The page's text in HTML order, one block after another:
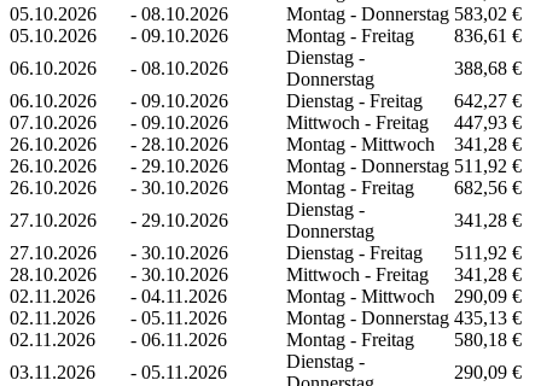
05.10.2026
- 08.10.2026 Montag - Donnerstag 583,02 €
05.10.2026
- 09.10.2026 Montag - Freitag
836,61 €
06.10.2026
- 08.10.2026
Dienstag -
Donnerstag
388,68 €
06.10.2026
- 09.10.2026 Dienstag - Freitag
642,27 €
07.10.2026
- 09.10.2026 Mittwoch - Freitag
447,93 €
26.10.2026
- 28.10.2026 Montag - Mittwoch
341,28 €
26.10.2026
- 29.10.2026 Montag - Donnerstag 511,92 €
26.10.2026
- 30.10.2026 Montag - Freitag
682,56 €
27.10.2026
- 29.10.2026
Dienstag -
Donnerstag
341,28 €
27.10.2026
- 30.10.2026 Dienstag - Freitag
511,92 €
28.10.2026
- 30.10.2026 Mittwoch - Freitag
341,28 €
02.11.2026
- 04.11.2026 Montag - Mittwoch
290,09 €
02.11.2026
- 05.11.2026 Montag - Donnerstag 435,13 €
02.11.2026
- 06.11.2026 Montag - Freitag
580,18 €
03.11.2026
- 05.11.2026
Dienstag -
290,09 €